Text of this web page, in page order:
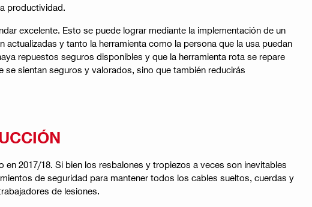
productividad.
excelente. Esto se puede lograr mediante la implementación de un
y tanto la herramienta como la persona que la usa puedan
repuestos seguros disponibles y que la herramienta rota se repare
sientan seguros y valorados, sino que también reducirás
2017/18. Si bien los resbalones y tropiezos a veces son inevitables
de seguridad para mantener todos los cables sueltos, cuerdas y
de lesiones.